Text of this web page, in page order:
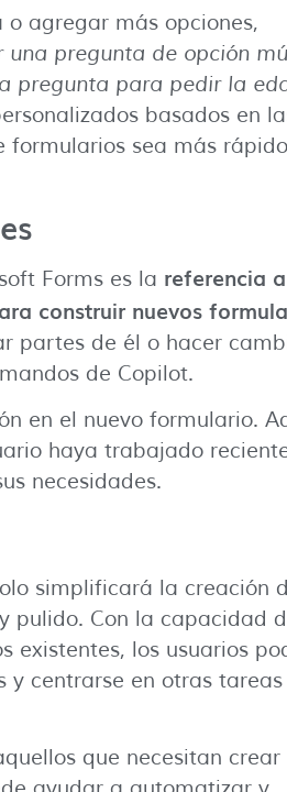
agregar más opciones,
una pregunta de opción
pregunta para pedir la
basados en
formularios sea más
Forms es la referencia a
construir nuevos
partes de él o hacer
de Copilot.
en el nuevo formulario.
haya trabajado
necesidades.
simplificará la creación
pulido. Con la capacidad
existentes, los usuarios
centrarse en otras tareas
que necesitan crear